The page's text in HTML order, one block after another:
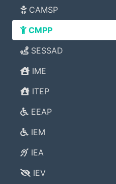
CAMSP
CMPP
SESSAD
IME
ITEP
EEAP
IEM
IEA
IEV